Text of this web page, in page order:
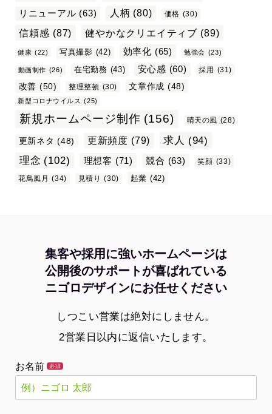
リニューアル (63) 人柄 (80) 価格 (30)
信頼感 (87) 健やかなクリエイティブ (89)
健康 (22) 写真撮影 (42) 効率化 (65) 勉強会 (23)
動画制作 (26) 在宅勤務 (43) 安心感 (60) 採用 (31)
改善 (50) 整理整頓 (30) 文章作成 (48)
新型コロナウイルス (25)
新規ホームページ制作 (156) 晴天の風 (28)
更新ネタ (48) 更新頻度 (79) 求人 (94)
理念 (102) 理想客 (71) 競合 (63) 笑顔 (33)
花鳥風月 (34) 見積り (30) 起業 (42)
集客や採用に強いホームページは
公開後のサポートが喜ばれている
ニゴロデザインにお任せください
しつこい営業は絶対にしません。
2営業日以内に返信いたします。
お名前 必須